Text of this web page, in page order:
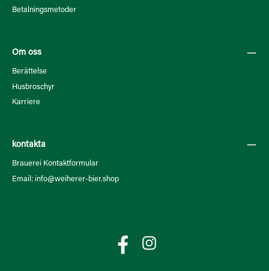
Betalningsmetoder
Om oss
Berättelse
Husbroschyr
Karriere
kontakta
Brauerei Kontaktformular
Email: info@weiherer-bier.shop
Facebook Instagram